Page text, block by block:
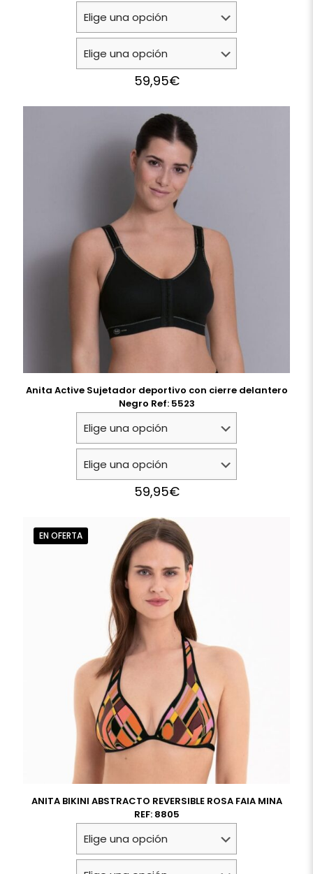
59,95€
Anita Active Sujetador deportivo con cierre delantero
Negro Ref: 5523
59,95€
EN OFERTA
ANITA BIKINI ABSTRACTO REVERSIBLE ROSA FAIA MINA
REF: 8805